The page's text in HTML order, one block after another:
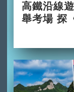
高鐵沿線
舉考場 探